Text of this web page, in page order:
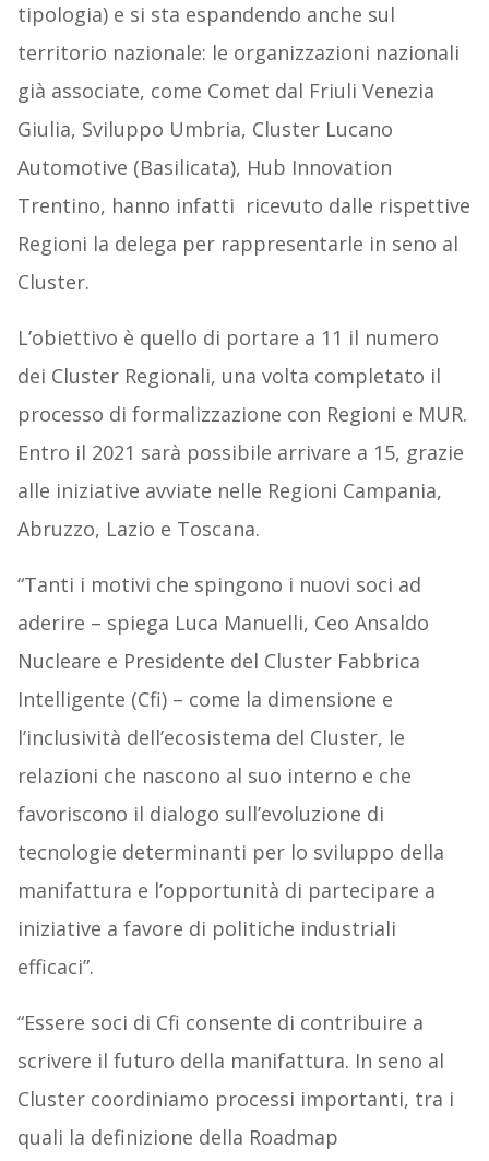
tipologia) e si sta espandendo anche sul
territorio nazionale: le organizzazioni nazionali
già associate, come Comet dal Friuli Venezia
Giulia, Sviluppo Umbria, Cluster Lucano
Automotive (Basilicata), Hub Innovation
Trentino, hanno infatti ricevuto dalle rispettive
Regioni la delega per rappresentarle in seno al
Cluster.
L’obiettivo è quello di portare a 11 il numero
dei Cluster Regionali, una volta completato il
processo di formalizzazione con Regioni e MUR.
Entro il 2021 sarà possibile arrivare a 15, grazie
alle iniziative avviate nelle Regioni Campania,
Abruzzo, Lazio e Toscana.
“Tanti i motivi che spingono i nuovi soci ad
aderire – spiega Luca Manuelli, Ceo Ansaldo
Nucleare e Presidente del Cluster Fabbrica
Intelligente (Cfi) – come la dimensione e
l’inclusività dell’ecosistema del Cluster, le
relazioni che nascono al suo interno e che
favoriscono il dialogo sull’evoluzione di
tecnologie determinanti per lo sviluppo della
manifattura e l’opportunità di partecipare a
iniziative a favore di politiche industriali
efficaci”.
“Essere soci di Cfi consente di contribuire a
scrivere il futuro della manifattura. In seno al
Cluster coordiniamo processi importanti, tra i
quali la definizione della Roadmap